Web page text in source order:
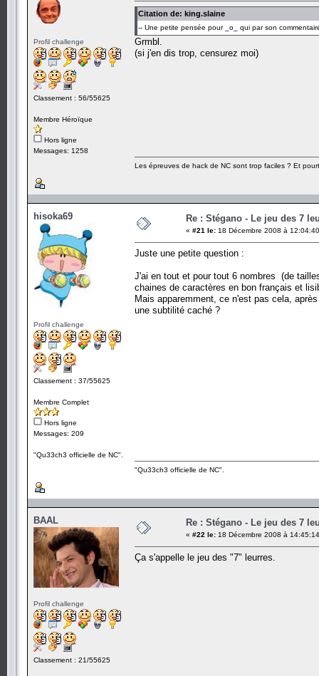
Profil challenge
Classement : 56/55625
Membre Héroïque
Hors ligne
Messages: 1258
Citation de: king.slaine
-- Une petite pensée pour _o_ qui par son
Grmbl.
(si j'en dis trop, censurez moi)
Les épreuves de hack de NC sont trop faciles ? Et
hisoka69
Profil challenge
Classement : 37/55625
Membre Complet
Hors ligne
Messages: 209
"Qu33ch3 officielle de NC".
Re : Stégano - Le jeu des 7
« #21 le: 18 Décembre 2008 à
Juste une petite question :
J'ai en tout et pour tout 6 nombres (de
chaines de caractères en bon français et
Mais apparemment, ce n'est pas cela,
une subtilité caché ?
"Qu33ch3 officielle de NC".
BAAL
Profil challenge
Classement : 21/55625
Re : Stégano - Le jeu des 7
« #22 le: 18 Décembre 2008 à
Ça s'appelle le jeu des "7" leurres.